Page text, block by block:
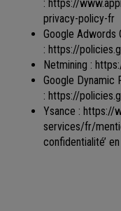
: https://
privacy-policy-fr
Google Adwords
: https://
Netmining :
Google Dynamic
: https://
Ysance : https://
services/fr/
confidentialité’